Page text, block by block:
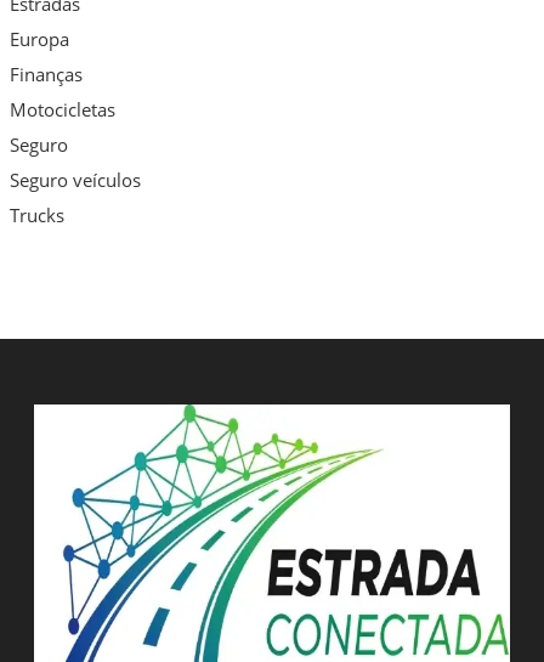
Europa
Finanças
Motocicletas
Seguro
Seguro veículos
Trucks